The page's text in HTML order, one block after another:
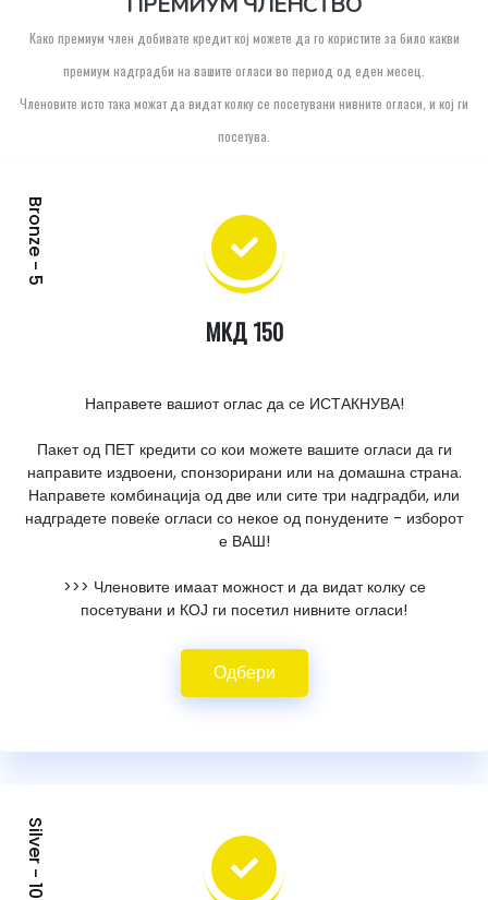
Како премиум член добивате кредит кој можете да го користите за било какви
премиум надградби на вашите огласи во период од еден месец.
Членовите исто така можат да видат колку се посетувани нивните огласи, и кој ги
посетува.
Bronze - 5
МКД 150
Направете вашиот оглас да се ИСТАКНУВА!
Пакет од ПЕТ кредити со кои можете вашите огласи да ги
направите издвоени, спонзорирани или на домашна страна.
Направете комбинација од две или сите три надградби, или
надградете повеќе огласи со некое од понудените - изборот
е ВАШ!
>>> Членовите имаат можност и да видат колку се
посетувани и КОЈ ги посетил нивните огласи!
Одбери
Silver - 10